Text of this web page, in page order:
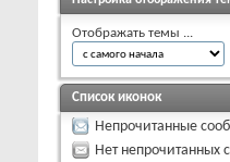
Отображать темы ...
Список иконок
Непрочитанные
Нет непрочитанных